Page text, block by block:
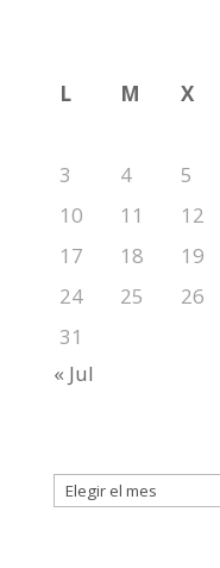
L M X
3
4 5
10
11 12
17
18 19
24
25 26
31
« Jul